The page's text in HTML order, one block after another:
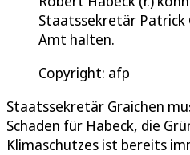
Staatssekretär Patrick
Amt halten.
Copyright: afp
Staatssekretär Graichen
Schaden für Habeck, die
Klimaschutzes ist bereits